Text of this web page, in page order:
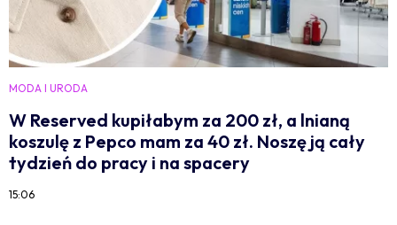
MODA I URODA
W Reserved kupiłabym za 200 zł, a lnianą
koszulę z Pepco mam za 40 zł. Noszę ją cały
tydzień do pracy i na spacery
15:06